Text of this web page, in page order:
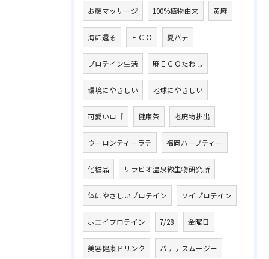
お顔マッサージ 100%植物由来 黄麻
海に還る ＥＣＯ 夏バテ
プロテイン生活 麻ＥＣＯたわし
環境にやさしい 地球にやさしい
可愛いロゴ 健康茶 老廃物排出
ウーロンティーラテ 福岡ハーブティー
化粧品 サラビオ温泉微生物研究所
体にやさしいプロテイン ソイプロテイン
ホエイプロテイン 7/28 金曜日
美容健康ドリンク バナナスムージー